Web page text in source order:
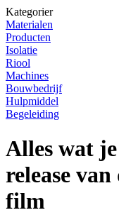
Kategorier
Materialen
Producten
Isolatie
Riool
Machines
Bouwbedrijf
Hulpmiddel
Begeleiding
Alles wat
release
film